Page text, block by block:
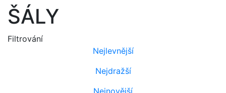
ŠÁLY
Filtrování
Nejlevnější
Nejdražší
Nejnovější